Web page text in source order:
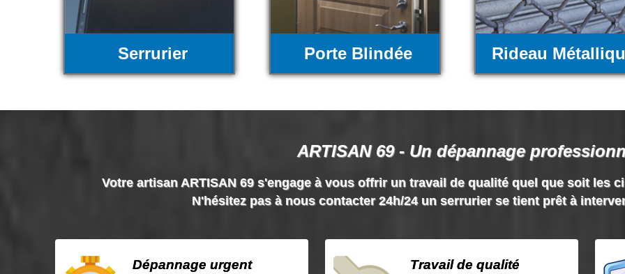
Serrurier Porte Blindée Rideau
ARTISAN 69 - Un dépannage
Votre artisan ARTISAN 69 s'engage à vous offrir un travail de qualité quel que soit les
N'hésitez pas à nous contacter 24h/24 un serrurier se tient prêt à
Dépannage urgent Travail de qualité